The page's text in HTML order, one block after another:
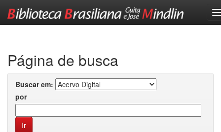
Página de busca
Buscar em:
por